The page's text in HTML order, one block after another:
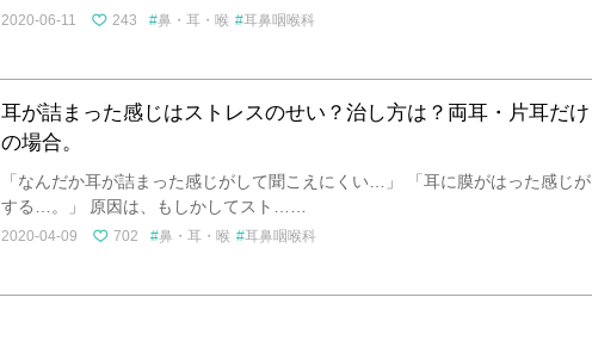
2020-06-11 243 鼻・耳・喉 耳鼻咽喉科
耳が詰まった感じはストレスのせい？治し方は？両耳・片耳だけ
の場合。
「なんだか耳が詰まった感じがして聞こえにくい…」 「耳に膜がはった感じが
する…。」 原因は、もしかしてスト……
2020-04-09 702 鼻・耳・喉 耳鼻咽喉科